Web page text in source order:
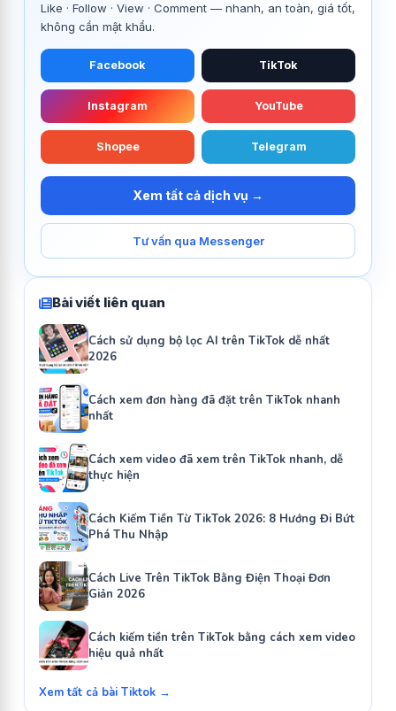
Like · Follow · View · Comment — nhanh, an toàn, giá tốt,
không cần mật khẩu.
Facebook TikTok
Instagram YouTube
Shopee Telegram
Xem tất cả dịch vụ →
Tư vấn qua Messenger
Bài viết liên quan
Cách sử dụng bộ lọc AI trên TikTok dễ nhất
2026
Cách xem đơn hàng đã đặt trên TikTok nhanh
nhất
Cách xem video đã xem trên TikTok nhanh, dễ
thực hiện
Cách Kiếm Tiền Từ TikTok 2026: 8 Hướng Đi Bứt
Phá Thu Nhập
Cách Live Trên TikTok Bằng Điện Thoại Đơn
Giản 2026
Cách kiếm tiền trên TikTok bằng cách xem video
hiệu quả nhất
Xem tất cả bài Tiktok →